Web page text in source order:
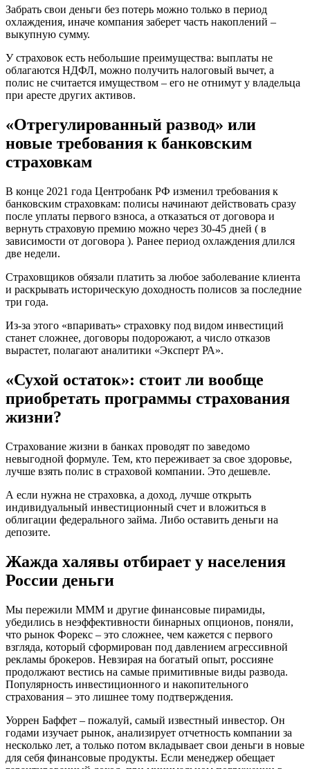
Забрать свои деньги без потерь можно только в период
охлаждения, иначе компания заберет часть накоплений –
выкупную сумму.
У страховок есть небольшие преимущества: выплаты не
облагаются НДФЛ, можно получить налоговый вычет, а
полис не считается имуществом – его не отнимут у владельца
при аресте других активов.
«Отрегулированный развод» или
новые требования к банковским
страховкам
В конце 2021 года Центробанк РФ изменил требования к
банковским страховкам: полисы начинают действовать сразу
после уплаты первого взноса, а отказаться от договора и
вернуть страховую премию можно через 30-45 дней ( в
зависимости от договора ). Ранее период охлаждения длился
две недели.
Страховщиков обязали платить за любое заболевание клиента
и раскрывать историческую доходность полисов за последние
три года.
Из-за этого «впаривать» страховку под видом инвестиций
станет сложнее, договоры подорожают, а число отказов
вырастет, полагают аналитики «Эксперт РА».
«Сухой остаток»: стоит ли вообще
приобретать программы страхования
жизни?
Страхование жизни в банках проводят по заведомо
невыгодной формуле. Тем, кто переживает за свое здоровье,
лучше взять полис в страховой компании. Это дешевле.
А если нужна не страховка, а доход, лучше открыть
индивидуальный инвестиционный счет и вложиться в
облигации федерального займа. Либо оставить деньги на
депозите.
Жажда халявы отбирает у населения
России деньги
Мы пережили МММ и другие финансовые пирамиды,
убедились в неэффективности бинарных опционов, поняли,
что рынок Форекс – это сложнее, чем кажется с первого
взгляда, который сформирован под давлением агрессивной
рекламы брокеров. Невзирая на богатый опыт, россияне
продолжают вестись на самые примитивные виды развода.
Популярность инвестиционного и накопительного
страхования – это лишнее тому подтверждения.
Уоррен Баффет – пожалуй, самый известный инвестор. Он
годами изучает рынок, анализирует отчетность компании за
несколько лет, а только потом вкладывает свои деньги в новые
для себя финансовые продукты. Если менеджер обещает